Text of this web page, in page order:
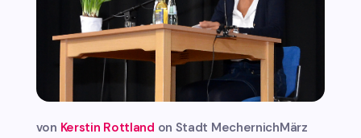
von Kerstin Rottland Stadt MechernichMärz